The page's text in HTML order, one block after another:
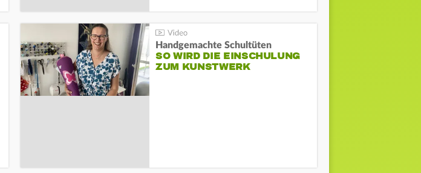
Handgemachte Schultüten
SO WIRD DIE EINSCHULUNG
ZUM KUNSTWERK